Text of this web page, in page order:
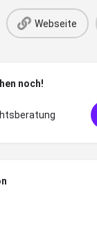
Webseite
noch!